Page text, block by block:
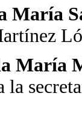
María
María
la